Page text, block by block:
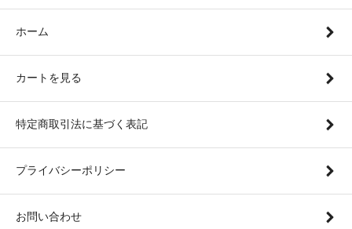
ホーム
カートを見る
特定商取引法に基づく表記
プライバシーポリシー
お問い合わせ